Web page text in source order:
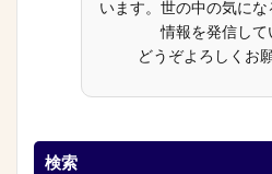
います。世の中の気に
情報を発信して
どうぞよろしくお
検索